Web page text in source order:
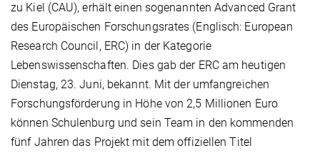
zu Kiel (CAU), erhält einen sogenannten Advanced Grant
des Europäischen Forschungsrates (Englisch: European
Research Council, ERC) in der Kategorie
Lebenswissenschaften. Dies gab der ERC am heutigen
Dienstag, 23. Juni, bekannt. Mit der umfangreichen
Forschungsförderung in Höhe von 2,5 Millionen Euro
können Schulenburg und sein Team in den kommenden
fünf Jahren das Projekt mit dem offiziellen Titel